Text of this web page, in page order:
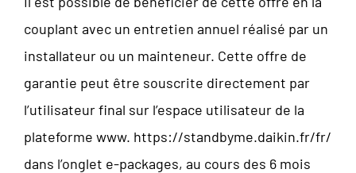
couplant avec un entretien annuel réalisé par un
installateur ou un mainteneur. Cette offre de
garantie peut être souscrite directement par
l’utilisateur final sur l’espace utilisateur de la
plateforme www. https://standbyme.daikin.fr/fr/
dans l’onglet e-packages, au cours des 6 mois